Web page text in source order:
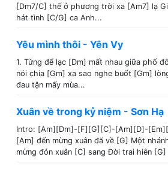
[Dm7/C] thế ở phương trời xa [Am7] lạ
hát tình [C/G] ca Anh...
Yêu mình thôi - Yên Vy
1. Từng để lạc [Dm] mất nhau giữa phố
nói chia [Gm] xa sao nghe buốt [Gm]
đau tận mấy mùa...
Xuân về trong kỷ niệm - Sơn Hạ
Intro: [Am][Dm]-[F][G][C]-[Am][D]-
[Am] đến mừng xuân đã về [G] Một
mừng đón xuân [C] sang Đời trai hiên [G]